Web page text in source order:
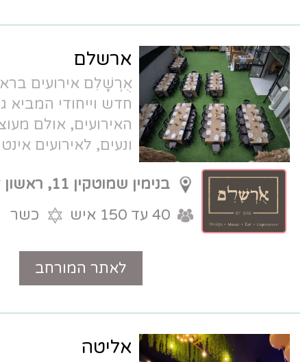
ארשלם
אֻרְשָׁלִם אירועים בראשון לציון - מתחם
חדש וייחודי המביא גישה אחרת לעולם
האירועים, אולם מעוצב עם גן פתוח
ונעים, לאירועים אינטימיים של 40 עד
150 אורחים.
בנימין שמוטקין 11, ראשון לציון
כשר
טלפון
אליטה